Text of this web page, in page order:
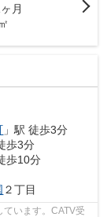
月
」駅 徒歩3分
歩3分
歩10分
２丁目
います。CATV受